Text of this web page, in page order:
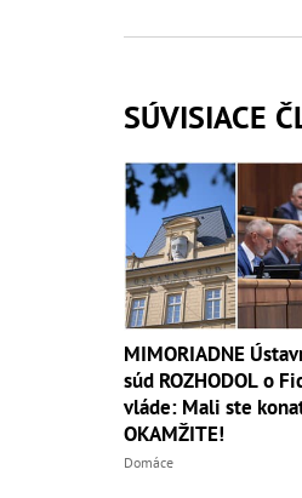
SÚVISIACE
MIMORIADNE
súd ROZHODOL o
vláde: Mali ste
OKAMŽITE!
Domáce